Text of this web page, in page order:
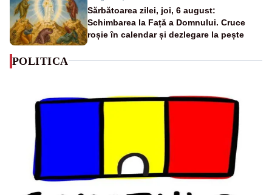
Sărbătoarea zilei, joi, 6 august:
Schimbarea la Față a Domnului. Cruce
roșie în calendar și dezlegare la pește
POLITICA